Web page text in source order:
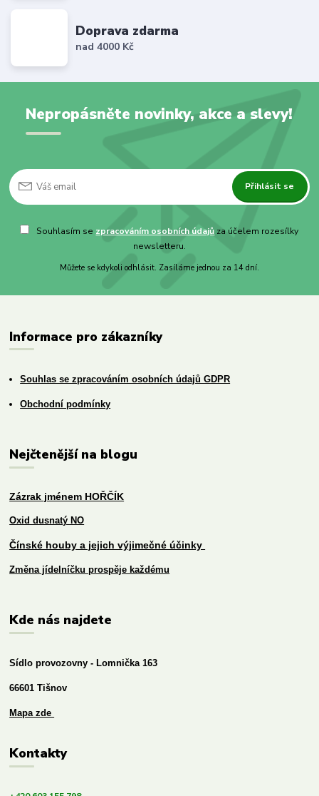
Doprava zdarma
nad 4000 Kč
Nepropásněte novinky, akce a slevy!
Přihlásit se
Souhlasím se zpracováním osobních údajů za účelem rozesílky
newsletteru.
Můžete se kdykoli odhlásit. Zasíláme jednou za 14 dní.
Informace pro zákazníky
Souhlas se zpracováním osobních údajů GDPR
Obchodní podmínky
Nejčtenější na blogu
Zázrak jménem HOŘČÍK
Oxid dusnatý NO
Čínské houby a jejich výjimečné účinky
Změna jídelníčku prospěje každému
Kde nás najdete
Sídlo provozovny - Lomnička 163
66601 Tišnov
Mapa zde
Kontakty